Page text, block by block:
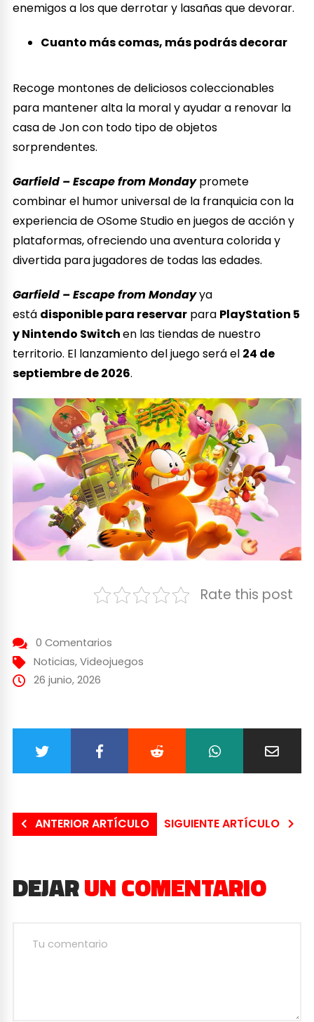
enemigos a los que derrotar y lasañas que devorar.
Cuanto más comas, más podrás decorar
Recoge montones de deliciosos coleccionables
para mantener alta la moral y ayudar a renovar la
casa de Jon con todo tipo de objetos
sorprendentes.
Garfield – Escape from Mondaypromete
combinar el humor universal de la franquicia con la
experiencia de OSome Studio en juegos de acción y
plataformas, ofreciendo una aventura colorida y
divertida para jugadores de todas las edades.
Garfield – Escape from Mondayya
está disponible para reservar para PlayStation 5
y Nintendo Switchen las tiendas de nuestro
territorio. El lanzamiento del juego será el 24 de
septiembre de 2026.
Rate this post
0 Comentarios
Noticias, Videojuegos
26 junio, 2026
ANTERIOR ARTÍCULO SIGUIENTE ARTÍCULO
DEJARUN COMENTARIO